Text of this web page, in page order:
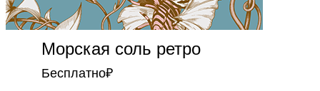
Морская соль ретро
Бесплатно₽